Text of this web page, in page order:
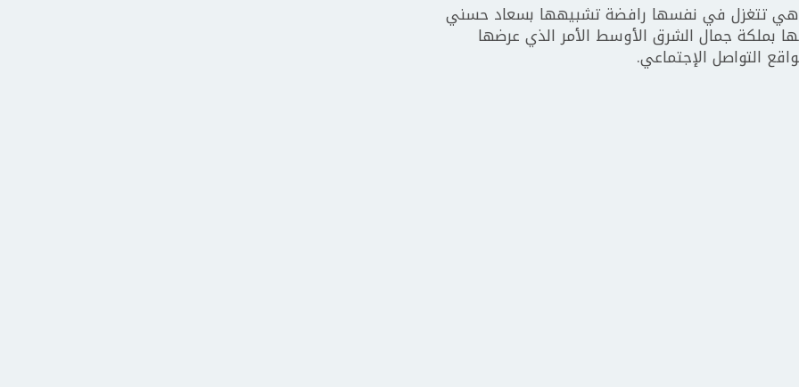
تتغزل في نفسها رافضة تشبيهها بسعاد حسني
بملكة جمال الشرق الأوسط الأمر الذي عرضها
التواصل الإجتماعي.